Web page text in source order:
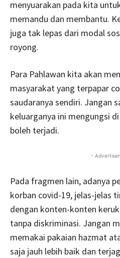
menyuarakan pada kita
memandu dan membantu.
juga tak lepas dari modal
royong.
Para Pahlawan kita akan
masyarakat yang terpapar
saudaranya sendiri. Jangan
keluarganya ini mengungsi
boleh terjadi.
-
Pada fragmen lain, adanya
korban covid-19, jelas-jelas
dengan konten-konten
tanpa diskriminasi. Jangan
memakai pakaian hazmat
saja jauh lebih baik dan